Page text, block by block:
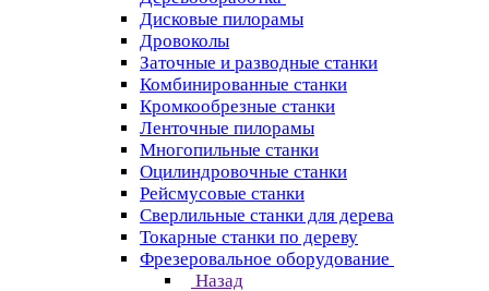
Дисковые пилорамы
Дровоколы
Заточные и разводные станки
Комбинированные станки
Кромкообрезные станки
Ленточные пилорамы
Многопильные станки
Оцилиндровочные станки
Рейсмусовые станки
Сверлильные станки для дерева
Токарные станки по дереву
Фрезеровальное оборудование
Назад